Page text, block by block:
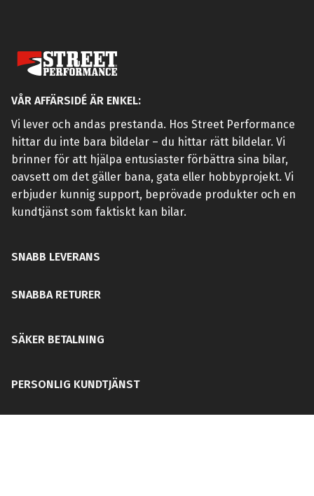
VÅR AFFÄRSIDÉ ÄR ENKEL:
Vi lever och andas prestanda. Hos Street Performance
hittar du inte bara bildelar – du hittar rätt bildelar. Vi
brinner för att hjälpa entusiaster förbättra sina bilar,
oavsett om det gäller bana, gata eller hobbyprojekt. Vi
erbjuder kunnig support, beprövade produkter och en
kundtjänst som faktiskt kan bilar.
SNABB LEVERANS
SNABBA RETURER
SÄKER BETALNING
PERSONLIG KUNDTJÄNST